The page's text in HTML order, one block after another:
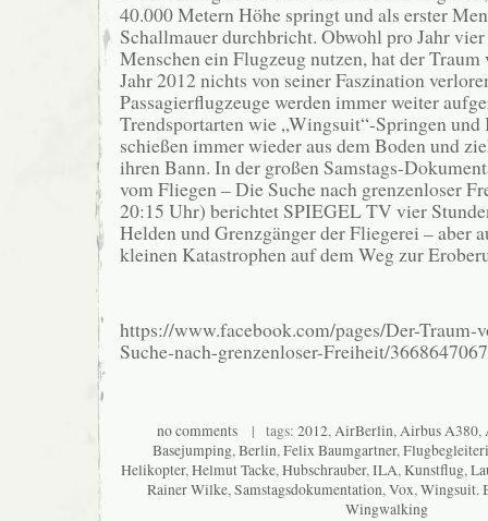
40.000 Metern Höhe springt und als erster
Schallmauer durchbricht. Obwohl pro Jahr
Menschen ein Flugzeug nutzen, hat der
Jahr 2012 nichts von seiner Faszination
Passagierflugzeuge werden immer weiter
Trendsportarten wie „Wingsuit“-Springen und
schießen immer wieder aus dem Boden und
ihren Bann. In der großen Samstags-
vom Fliegen – Die Suche nach grenzenloser
20:15 Uhr) berichtet SPIEGEL TV vier
Helden und Grenzgänger der Fliegerei – aber
kleinen Katastrophen auf dem Weg zur
https://www.facebook.com/pages/Der-Traum-
Suche-nach-grenzenloser-Freiheit/
no comments | tags: 2012,AirBerlin,Airbus A380,
Basejumping,Berlin,Felix Baumgartner,
Helikopter,Helmut Tacke,Hubschrauber,ILA,Kunstflug,
Rainer Wilke,Samstagsdokumentation,Vox,Wingsuit.
Wingwalking